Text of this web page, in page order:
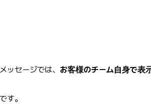
セージでは、 お客様のチーム自身で表
す。